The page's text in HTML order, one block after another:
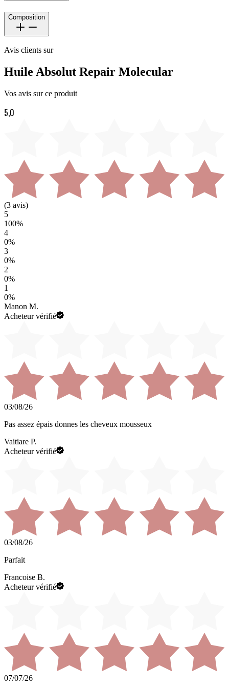
Composition
Avis clients sur
Huile Absolut Repair Molecular
Vos avis sur ce produit
5,0
(3 avis)
5
100%
4
0%
3
0%
2
0%
1
0%
Manon M.
Acheteur vérifié
03/08/26
Pas assez épais donnes les cheveux mousseux
Vaitiare P.
Acheteur vérifié
03/08/26
Parfait
Francoise B.
Acheteur vérifié
07/07/26